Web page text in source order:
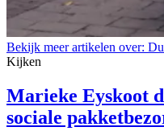
Bekijk meer artikelen over:
Kijken
Marieke Eyskoot
sociale